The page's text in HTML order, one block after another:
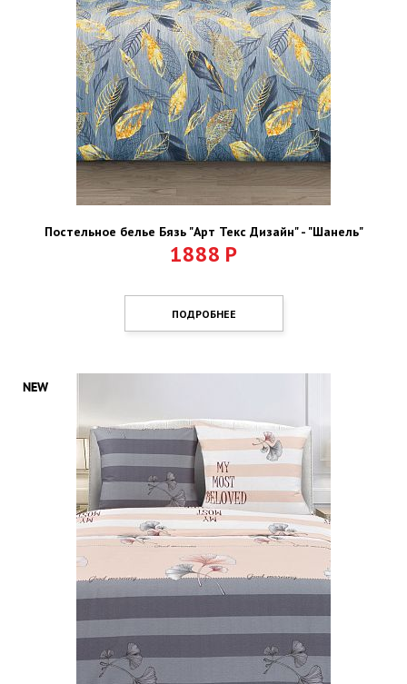
Постельное белье Бязь "Арт Текс Дизайн" - "Шанель"
1888 Р
ПОДРОБНЕЕ